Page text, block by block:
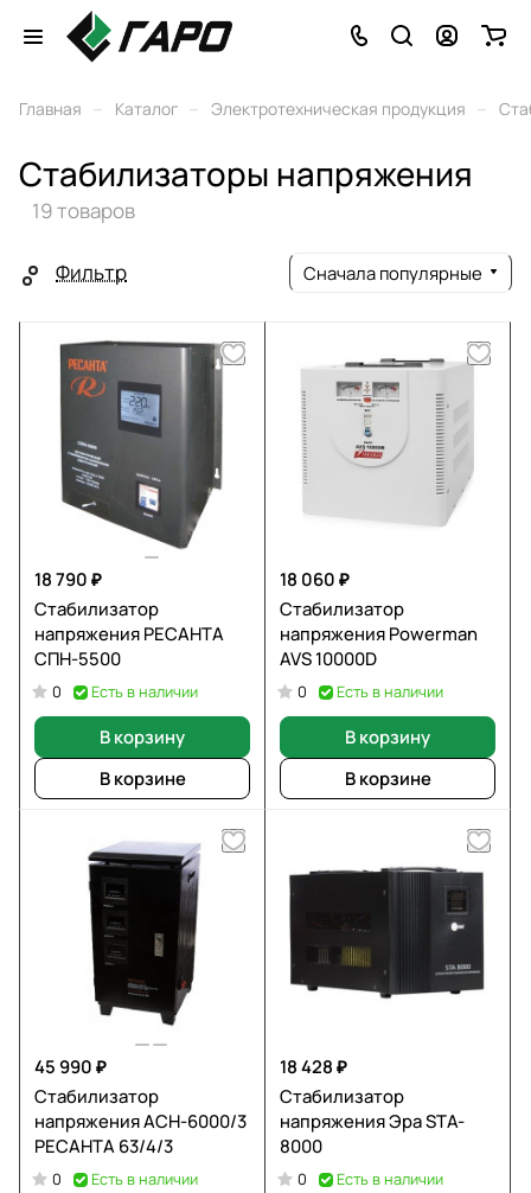
Главная – Каталог – Электротехническая продукция –
Стабилизаторы напряжения
19 товаров
Фильтр Сначала популярные
18 790 ₽
Стабилизатор
напряжения РЕСАНТА
СПН-5500
0 Есть в наличии
В корзину
В корзине
18 060 ₽
Стабилизатор
напряжения Powerman
AVS 10000D
0 Есть в наличии
В корзину
В корзине
45 990 ₽
Стабилизатор
напряжения ACH-6000/3
РЕСАНТА 63/4/3
0 Есть в наличии
18 428 ₽
Стабилизатор
напряжения Эра STA-
8000
0 Есть в наличии